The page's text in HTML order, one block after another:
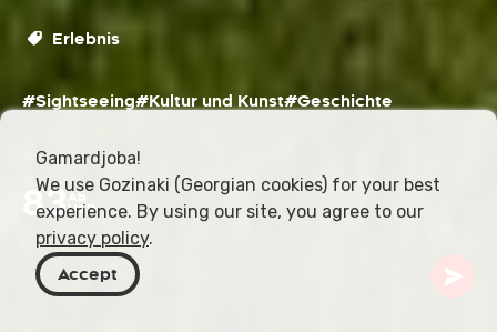
Erlebnis
#Sightseeing#Kultur und Kunst#Geschichte
83Ab
USD
Gamardjoba!
We use Gozinaki (Georgian cookies) for your best
experience. By using our site, you agree to our
privacy policy.
Accept